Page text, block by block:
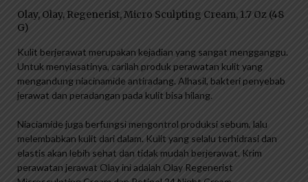
Olay, Olay, Regenerist, Micro Sculpting Cream, 1.7 Oz (48
G)
Kulit berjerawat merupakan kejadian yang sangat mengganggu.
Untuk menyiasatinya, carilah produk perawatan kulit yang
mengandung niacinamide antiradang. Alhasil, bakteri penyebab
jerawat dan peradangan pada kulit bisa hilang.
Niaciamide juga berfungsi mengontrol produksi sebum, lalu
melembabkan kulit dari dalam. Kulit yang selalu terhidrasi dan
elastis akan lebih sehat dan tidak mudah berjerawat. Krim
perawatan jerawat Olay ini adalah Olay Regenerist